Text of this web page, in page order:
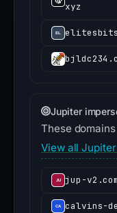
xyz
Jupiter
These
View all
jup-
calvins-